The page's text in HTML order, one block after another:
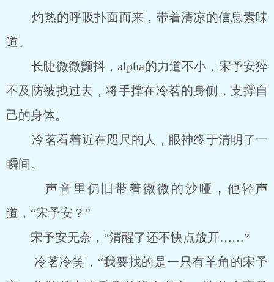
灼热的呼吸扑面而来，带着清凉的信息素味
道。
长睫微微颤抖，alpha的力道不小，宋予安猝
不及防被拽过去，将手撑在冷茗的身侧，支撑自
己的身体。
冷茗看着近在咫尺的人，眼神终于清明了一
瞬间。
声音里仍旧带着微微的沙哑，他轻声
道，“宋予安？”
宋予安无奈，“清醒了还不快点放开……”
冷茗冷笑，“我要找的是一只有羊角的宋予